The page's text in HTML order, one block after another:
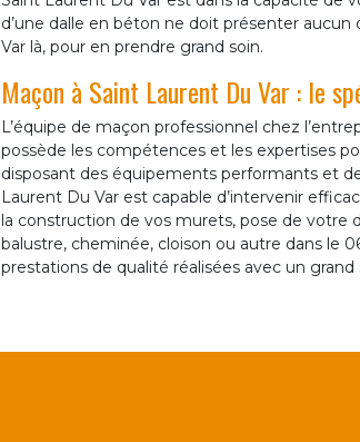
d’une dalle en béton ne doit présenter
Var là, pour en prendre grand soin.
Maçon à Saint Laurent Du Var : le
L’équipe de maçon professionnel chez
possède les compétences et les expertises
disposant des équipements performants et
Laurent Du Var est capable d’intervenir
la construction de vos murets, pose de votre
balustre, cheminée, cloison ou autre dans le
prestations de qualité réalisées avec un